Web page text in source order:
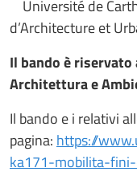
Université de
d’Architecture et
Il bando è
Architettura e
Il bando e i relativi
pagina: https://
ka171-mobilita-